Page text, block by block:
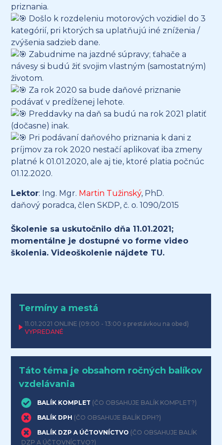
priznania.
Došlo k rozdeleniu motorových vozidiel do 3
kategórií, pri ktorých sa uplatňujú iné zníženia /
zvýšenia sadzieb dane.
Zabudnime na jazdné súpravy; ťahače a
návesy si budú žiť svojim vlastným (samostatným)
životom.
Za rok 2020 sa bude daňové priznanie
podávať v predĺženej lehote.
Preddavky na daň sa budú na rok 2021 platiť
(dočasne) inak.
Pri podávaní daňového priznania k dani z
príjmov za rok 2020 nestačí aplikovať iba zmeny
platné k 01.01.2020, ale aj tie, ktoré platia počnúc
01.12.2020.
Lektor: Ing. Mgr. Martin Tužinský, PhD.
daňový poradca, člen SKDP, č. o. 1090/2015
Školenie sa uskutočnilo dňa 11.01.2021;
momentálne je dostupné vo forme video
školenia. Videoškolenie nájdete TU.
Termíny a mestá
11.01.2021 ONLINE (09:00 - 13:00 s prestávkou na obed)
VYPREDANÉ
Táto téma je obsahom ročných balíkov
vzdelávania
BALÍK KOMPLET (ČO OBSAHUJE BALÍK KOMPLET?)
BALÍK DPH (ČO OBSAHUJE BALÍK DPH?)
BALÍK DZP A ÚČTOVNÍCTVO (ČO OBSAHUJE BALÍK
DZP A ÚČTOVNÍCTVO?)